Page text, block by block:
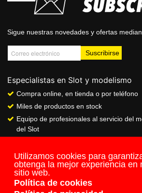
Utilizamos cookies para
obtenga la mejor experiencia en
sitio web.
Política de cookies
Sigue nuestras novedades y ofertas
Especialistas en Slot y modelismo
Compra online, en tienda o por teléfono
Miles de productos en stock
Equipo de profesionales al servicio del
del Slot
Servicio de pago seguro online
Envios a todo el mundo